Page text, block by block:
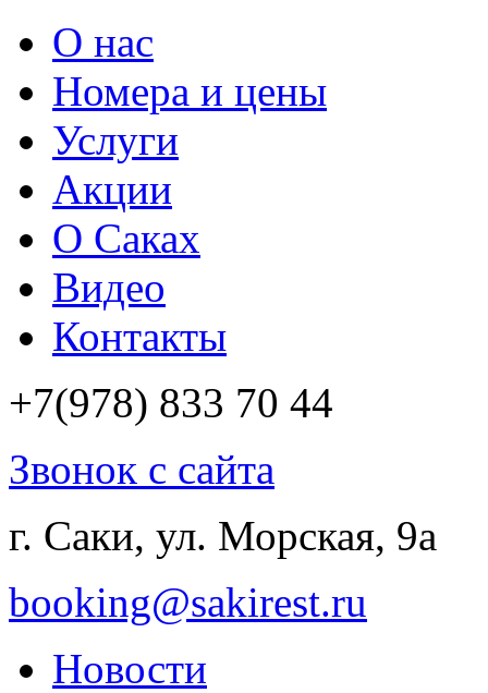
О нас
Номера и цены
Услуги
Акции
О Саках
Видео
Контакты
+7(978) 833 70 44
Звонок с сайта
г. Саки, ул. Морская, 9а
booking@sakirest.ru
Новости